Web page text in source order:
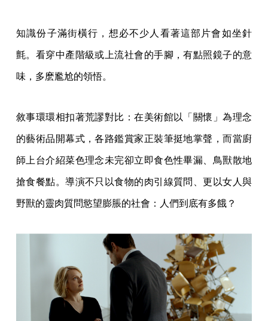
知識份子滿街橫行，想必不少人看著這部片會如坐針
氈。看穿中產階級或上流社會的手腳，有點照鏡子的意
味，多麽尷尬的領悟。
敘事環環相扣著荒謬對比：在美術館以「關懷」為理念
的藝術品開幕式，各路鑑賞家正裝筆挺地掌聲，而當廚
師上台介紹菜色理念未完卻立即食色性畢漏、鳥獸散地
搶食餐點。導演不只以食物的肉引線質問、更以女人與
野獸的靈肉質問慾望膨脹的社會：人們到底有多餓？